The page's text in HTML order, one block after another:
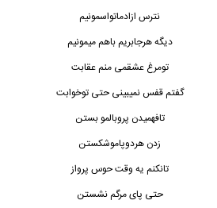
نترس ازادماتواسمونیم
دیگه هرجابریم باهم میمونیم
تومرغ عشقمی منم عقابت
گفتم قفس نمیبینی حتی توخوابت
تافهمیدن پروبالمو بستن
زدن هردوپاموشکستن
تانکنم یه وقت حوس پرواز
حتی پای مرگم نشستن